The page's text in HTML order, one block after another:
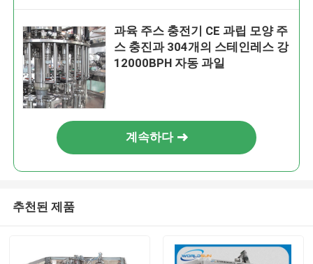
과육 주스 충전기 CE 과립 모양 주
스 충진과 304개의 스테인레스 강
12000BPH 자동 과일
계속하다
추천된 제품